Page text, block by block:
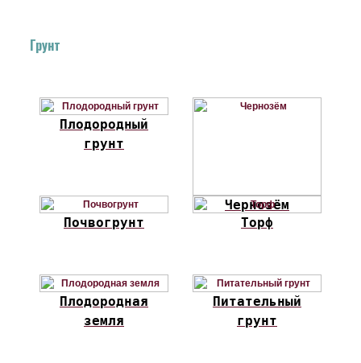
Грунт
Плодородный
грунт
Чернозём
Почвогрунт
Торф
Плодородная
земля
Питательный
грунт